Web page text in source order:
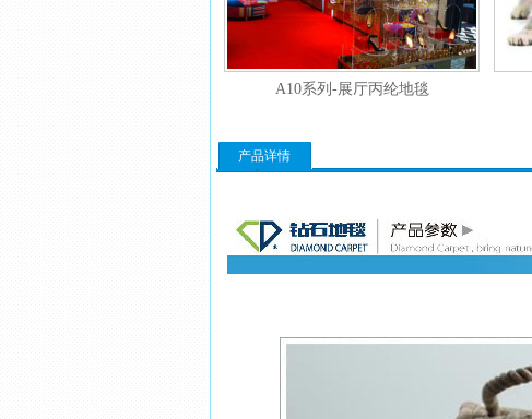
A10系列-展厅丙纶地毯
毛高：7.5mm
绒重：660g/㎡
产品详情